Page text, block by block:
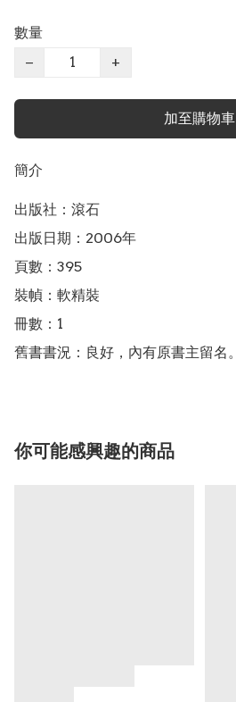
數量
−
+
加至購物車
簡介
出版社：滾石
出版日期：2006年
頁數：395
裝幀：軟精裝
冊數：1
舊書書況：良好，內有原書主留名。
你可能感興趣的商品